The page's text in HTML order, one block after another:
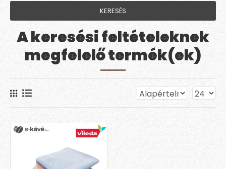
KERESÉS
A keresési feltételeknek
megfelelő termék(ek)